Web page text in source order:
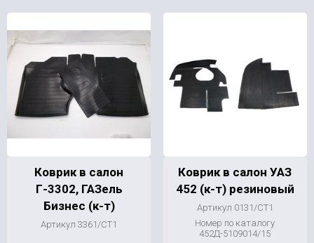
Коврик в салон
Г-3302, ГАЗель
Бизнес (к-т)
Артикул 3361/СТ1
Коврик в салон УАЗ
452 (к-т) резиновый
Артикул 0131/СТ1
Номер по каталогу
452Д-5109014/15